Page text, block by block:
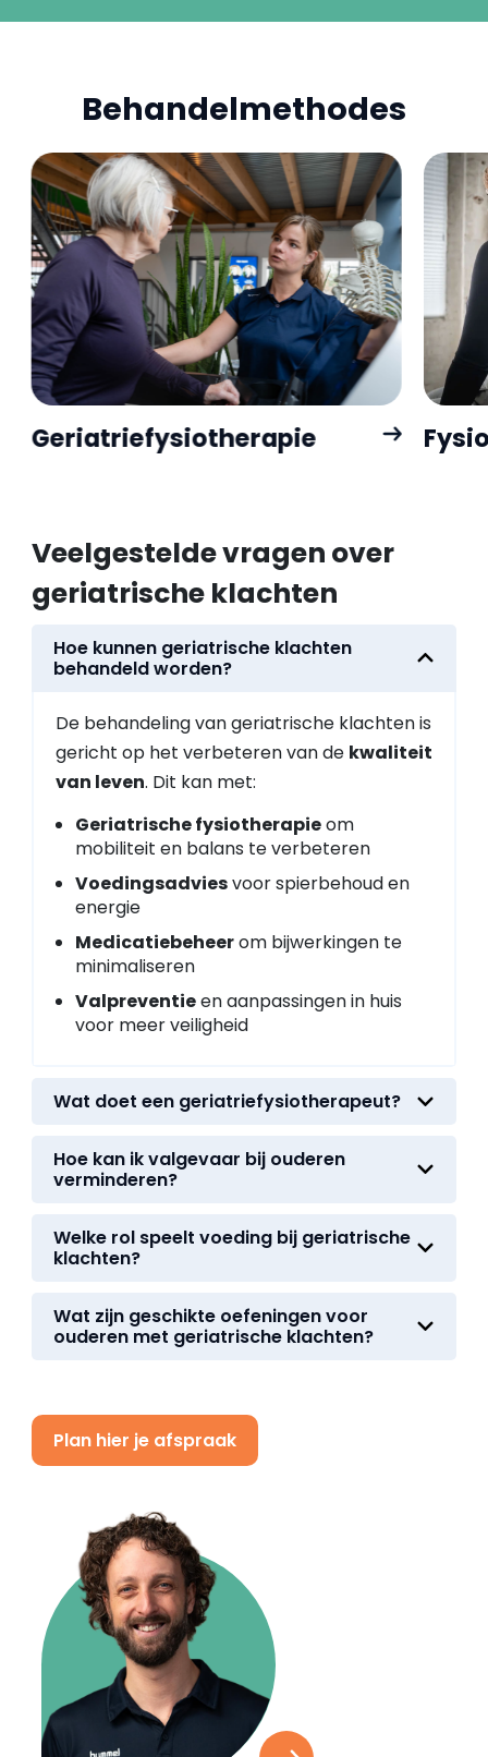
Behandelmethodes
Geriatriefysiotherapie
Veelgestelde vragen over
geriatrische klachten
Hoe kunnen geriatrische klachten
behandeld worden?
De behandeling van geriatrische klachten is
gericht op het verbeteren van de kwaliteit
van leven. Dit kan met:
Geriatrische fysiotherapieom
mobiliteit en balans te verbeteren
Voedingsadviesvoor spierbehoud en
energie
Medicatiebeheerom bijwerkingen te
minimaliseren
Valpreventieen aanpassingen in huis
voor meer veiligheid
Wat doet een geriatriefysiotherapeut?
Hoe kan ik valgevaar bij ouderen
verminderen?
Welke rol speelt voeding bij geriatrische
klachten?
Wat zijn geschikte oefeningen voor
ouderen met geriatrische klachten?
Plan hier je afspraak